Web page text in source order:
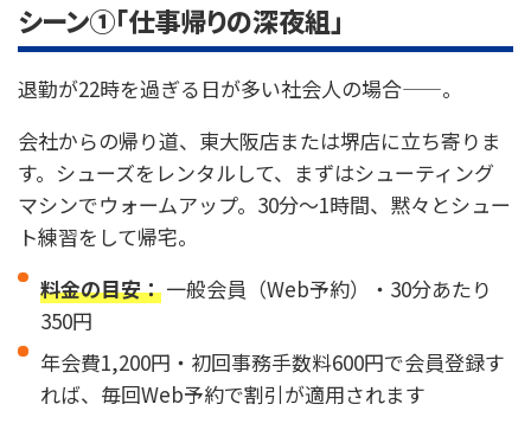
シーン①「仕事帰りの深夜組」
退勤が22時を過ぎる日が多い社会人の場合——。
会社からの帰り道、東大阪店または堺店に立ち寄りま
す。シューズをレンタルして、まずはシューティング
マシンでウォームアップ。30分〜1時間、黙々とシュー
ト練習をして帰宅。
料金の目安：一般会員（Web予約）・30分あたり
350円
年会費1,200円・初回事務手数料600円で会員登録す
れば、毎回Web予約で割引が適用されます